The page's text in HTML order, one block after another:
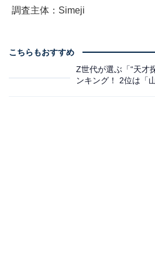
調査主体：Simeji
こちらもおすすめ
Z世代が選ぶ「“天才
ンキング！ 2位は「